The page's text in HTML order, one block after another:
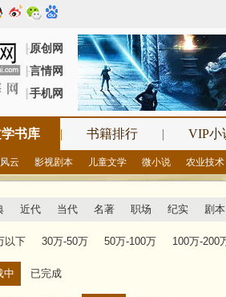
┠原创网
┠言情网
┠手机网
书库 | 书籍排行 | VIP小
云 影视剧本 儿童文学 微小说 农业技术
近代 当代 名著 职场 纪实 剧本
以下 30万-50万 50万-100万 100万-200
中 已完成